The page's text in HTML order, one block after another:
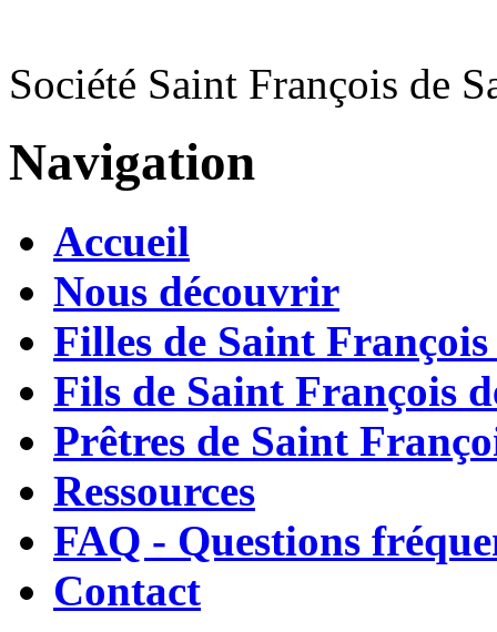
Société Saint François de
Navigation
Accueil
Nous découvrir
Filles de Saint François
Fils de Saint François
Prêtres de Saint
Ressources
FAQ - Questions
Contact